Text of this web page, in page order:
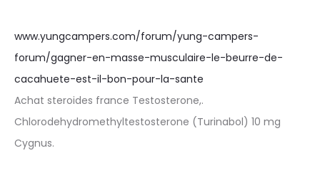
www.yungcampers.com/forum/yung-campers-
forum/gagner-en-masse-musculaire-le-beurre-de-
cacahuete-est-il-bon-pour-la-sante
Achat steroides france Testosterone,.
Chlorodehydromethyltestosterone (Turinabol) 10 mg
Cygnus.